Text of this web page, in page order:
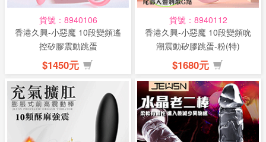
簡
發
說
明
貨號：8940106
香港久興-小惡魔 10段變頻遙
控矽膠震動跳蛋
$1450元
貨號：8940112
香港久興-小惡魔 10段變頻吮
潮震動矽膠跳蛋-粉(特)
$1680元